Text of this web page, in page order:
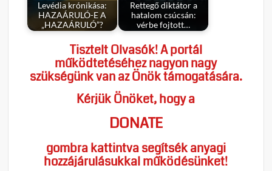
Levédia krónikása:
HAZAÁRULÓ-E A
„HAZAÁRULÓ”?
Rettegő diktátor a
hatalom csúcsán:
vérbe fojtott…
Tisztelt Olvasók! A portál
működtetéséhez nagyon nagy
szükségünk van az Önök támogatására.
Kérjük Önöket, hogy a
DONATE
gombra kattintva segítsék anyagi
hozzájárulásukkal működésünket!